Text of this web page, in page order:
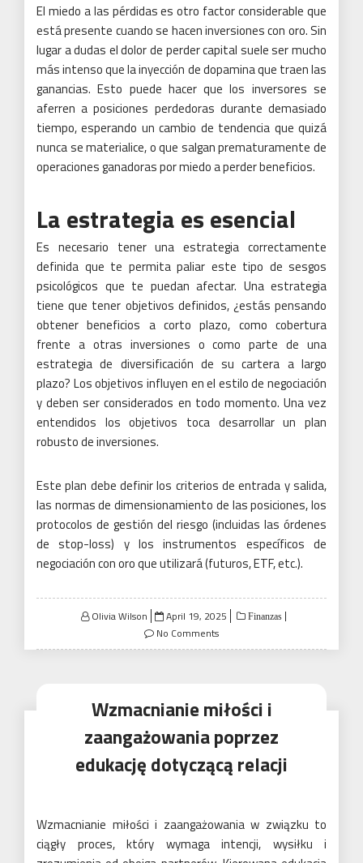
El miedo a las pérdidas es otro factor considerable que
está presente cuando se hacen inversiones con oro. Sin
lugar a dudas el dolor de perder capital suele ser mucho
más intenso que la inyección de dopamina que traen las
ganancias. Esto puede hacer que los inversores se
aferren a posiciones perdedoras durante demasiado
tiempo, esperando un cambio de tendencia que quizá
nunca se materialice, o que salgan prematuramente de
operaciones ganadoras por miedo a perder beneficios.
La estrategia es esencial
Es necesario tener una estrategia correctamente
definida que te permita paliar este tipo de sesgos
psicológicos que te puedan afectar. Una estrategia
tiene que tener objetivos definidos, ¿estás pensando
obtener beneficios a corto plazo, como cobertura
frente a otras inversiones o como parte de una
estrategia de diversificación de su cartera a largo
plazo? Los objetivos influyen en el estilo de negociación
y deben ser considerados en todo momento. Una vez
entendidos los objetivos toca desarrollar un plan
robusto de inversiones.
Este plan debe definir los criterios de entrada y salida,
las normas de dimensionamiento de las posiciones, los
protocolos de gestión del riesgo (incluidas las órdenes
de stop-loss) y los instrumentos específicos de
negociación con oro que utilizará (futuros, ETF, etc.).
Olivia Wilson
Posted
on
April 19, 2025 Finanzas
No Comments
Wzmacnianie miłości i
zaangażowania poprzez
edukację dotyczącą relacji
Wzmacnianie miłości i zaangażowania w związku to
ciągły proces, który wymaga intencji, wysiłku i